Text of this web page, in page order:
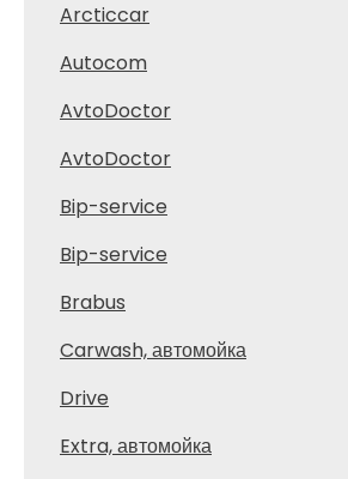
Arcticcar
Autocom
AvtoDoctor
AvtoDoctor
Bip-service
Bip-service
Brabus
Carwash, автомойка
Drive
Extra, автомойка